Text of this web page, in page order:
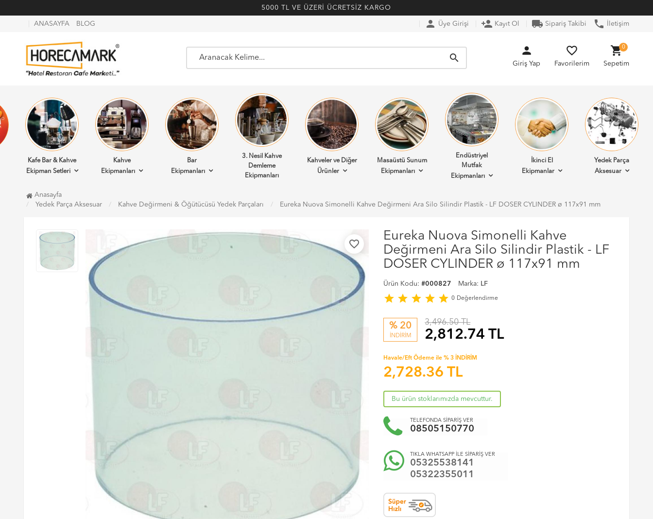
5000 TL VE ÜZERİ ÜCRETSİZ KARGO
ANASAYFA BLOG person Üye Girişi person_add Kayıt Ol local_shipping Sipariş Takibi phone İletişim
search
person
Giriş Yap
favorite_border
Favorilerim
shopping_cart
Sepetim
0
Kafe Bar & Kahve
Ekipman Setleri
Kahve
Ekipmanları
Bar
Ekipmanları
3. Nesil Kahve
Demleme
Ekipmanları
Kahveler ve Diğer
Ürünler
Masaüstü Sunum
Ekipmanları
Endüstriyel
Mutfak
Ekipmanları
İkinci El
Ekipmanlar
Yedek Parça
Aksesuar
Anasayfa
Yedek Parça Aksesuar
Kahve Değirmeni & Öğütücüsü Yedek Parçaları Eureka Nuova Simonelli Kahve Değirmeni Ara Silo Silindir Plastik - LF DOSER CYLINDER ø 117x91 mm
favorite_border
Eureka Nuova Simonelli Kahve
Değirmeni Ara Silo Silindir Plastik - LF
DOSER CYLINDER ø 117x91 mm
Ürün Kodu:#000827 Marka: LF
star star star star star 0 Değerlendirme
% 20
İNDİRİM
3,496.50 TL
2,812.74 TL
Havale/Eft Ödeme ile % 3 İNDİRİM
2,728.36 TL
Bu ürün stoklarımızda mevcuttur.
TELEFONDA SİPARİŞ VER
08505150770
TIKLA WHATSAPP İLE SİPARİŞ VER
05325538141
05322355011